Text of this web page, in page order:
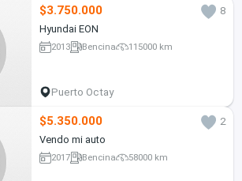
$3.750.000
8
Hyundai EON
2013 Bencina 115000 km
Puerto Octay
$5.350.000
2
Vendo mi auto
2017 Bencina 58000 km